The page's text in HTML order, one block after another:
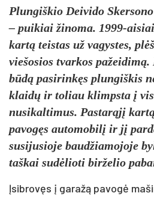
Plungiškio Deivido
– puikiai žinoma. 1999-
kartą teistas už vagystes,
viešosios tvarkos
būdą pasirinkęs plungiškis
klaidų ir toliau klimpsta į
nusikaltimus. Pastarąjį
pavogęs automobilį ir jį
susijusioje baudžiamojoje
taškai sudėlioti birželio
Įsibrovęs į garažą pavogė